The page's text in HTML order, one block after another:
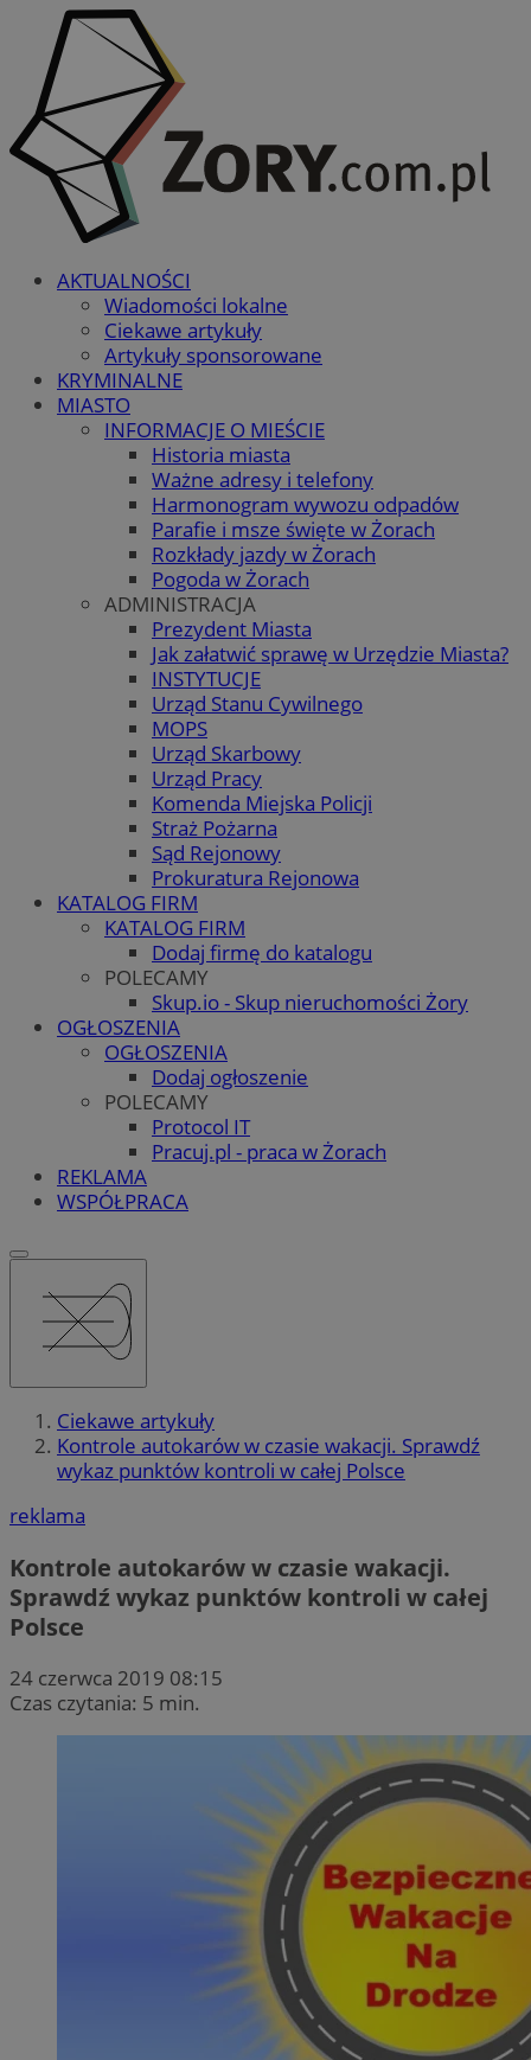
AKTUALNOŚCI
Wiadomości lokalne
Ciekawe artykuły
Artykuły sponsorowane
KRYMINALNE
MIASTO
INFORMACJE O MIEŚCIE
Historia miasta
Ważne adresy i telefony
Harmonogram wywozu odpadów
Parafie i msze święte w Żorach
Rozkłady jazdy w Żorach
Pogoda w Żorach
ADMINISTRACJA
Prezydent Miasta
Jak załatwić sprawę w Urzędzie Miasta?
INSTYTUCJE
Urząd Stanu Cywilnego
MOPS
Urząd Skarbowy
Urząd Pracy
Komenda Miejska Policji
Straż Pożarna
Sąd Rejonowy
Prokuratura Rejonowa
KATALOG FIRM
KATALOG FIRM
Dodaj firmę do katalogu
POLECAMY
Skup.io - Skup nieruchomości Żory
OGŁOSZENIA
OGŁOSZENIA
Dodaj ogłoszenie
POLECAMY
Protocol IT
Pracuj.pl - praca w Żorach
REKLAMA
WSPÓŁPRACA
Ciekawe artykuły
Kontrole autokarów w czasie wakacji. Sprawdź
wykaz punktów kontroli w całej Polsce
reklama
Kontrole autokarów w czasie wakacji.
Sprawdź wykaz punktów kontroli w całej
Polsce
24 czerwca 2019 08:15
Czas czytania: 5 min.